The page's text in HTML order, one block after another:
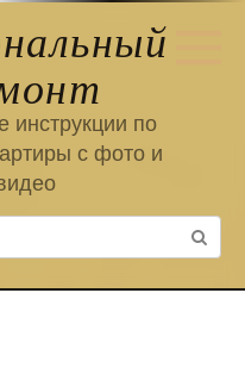
инструкции по
с фото и